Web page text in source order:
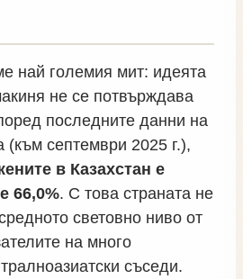
най големия мит: идеята
не се потвърждава
последните данни на
(към септември 2025 г.),
в Казахстан е
66,0%. С това страната не
световно ниво от
на много
съседи.